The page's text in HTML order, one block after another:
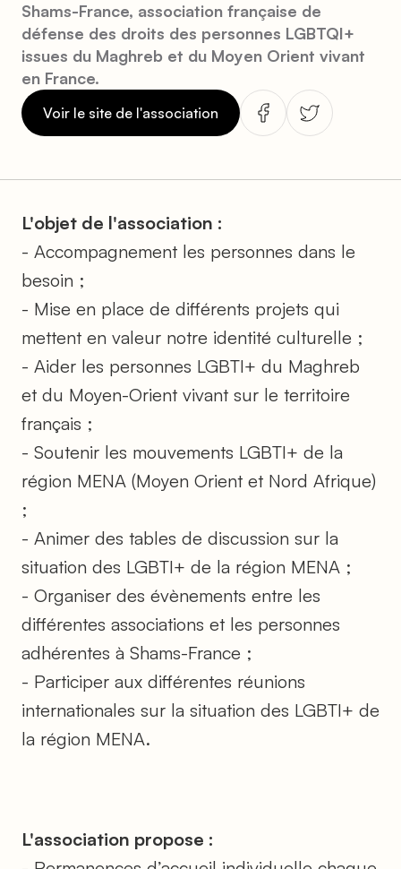
Shams-France, association française de
défense des droits des personnes LGBTQI+
issues du Maghreb et du Moyen Orient vivant
en France.
Voir le site de l'association
L'objet de l'association :
- Accompagnement les personnes dans le
besoin ;
- Mise en place de différents projets qui
mettent en valeur notre identité culturelle ;
- Aider les personnes LGBTI+ du Maghreb
et du Moyen-Orient vivant sur le territoire
français ;
- Soutenir les mouvements LGBTI+ de la
région MENA (Moyen Orient et Nord Afrique)
;
- Animer des tables de discussion sur la
situation des LGBTI+ de la région MENA ;
- Organiser des évènements entre les
différentes associations et les personnes
adhérentes à Shams-France ;
- Participer aux différentes réunions
internationales sur la situation des LGBTI+ de
la région MENA.
L'association propose :